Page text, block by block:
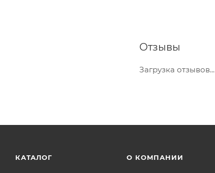
Отзывы
Загрузка отзывов...
КАТАЛОГ О КОМПАНИИ